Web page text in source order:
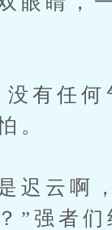
有任何
。
云啊
强者们